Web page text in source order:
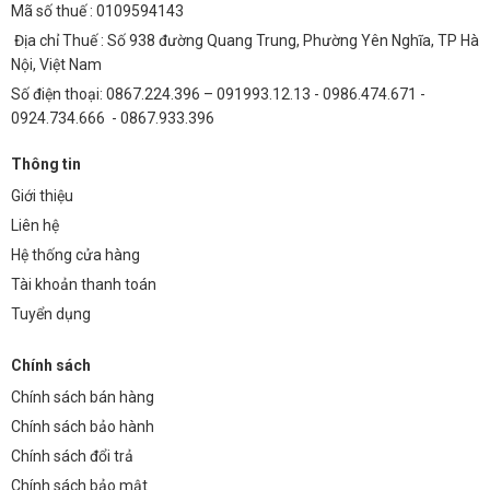
Tuổi thọ cao:
suất thay thế và chi phí bảo trì.
Tính toán chi phí sau 5 năm:
gồm công thợ) là 50.000 VNĐ/lần. Với đèn Led (TDLAD-CN3), bạn
sẽ tiết kiệm được hàng triệu đồng chi phí điện và bảo trì sau 5
năm.
7. Cách lựa chọn đèn LED thanh âm sàn chữ nhật phù hợp
Xác định nhu cầu chiếu sáng:
Chọn chuẩn IP phù hợp:
để chống bụi và nước.
Chọn nhiệt độ màu ánh sáng:
(2700K-3000K) cho không gian ấm cúng, ánh sáng trắng lạnh
(4000K-6000K) cho không gian hiện đại.
Mã số thuế : 0109594143
Địa chỉ Thuế : Số 938 đường Quang Trung, Phường Yên Nghĩa, TP Hà
Nội, Việt Nam
Số điện thoại: 0867.224.396 – 091993.12.13 - 0986.474.671 -
0924.734.666 - 0867.933.396
Thông tin
Giới thiệu
Liên hệ
Hệ thống cửa hàng
Tài khoản thanh toán
Tuyển dụng
Chính sách
Chính sách bán hàng
Chính sách bảo hành
Chính sách đổi trả
Chính sách bảo mật